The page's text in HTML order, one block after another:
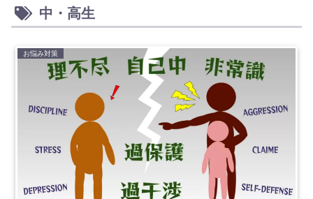
中・高生
お悩み対策